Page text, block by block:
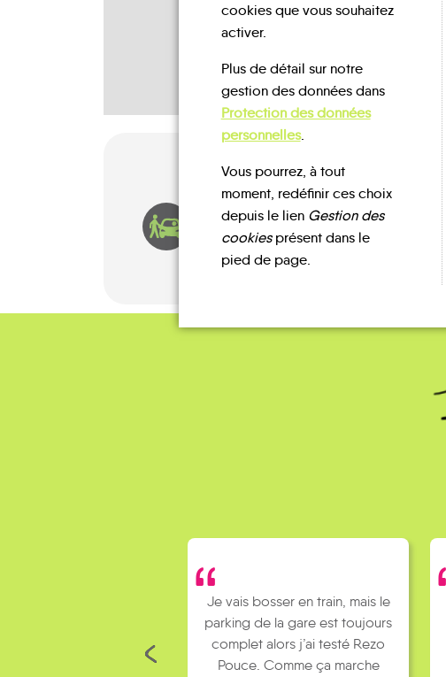
AUTOPARTAGE
Je vais bosser en train, mais le
parking de la gare est toujours
complet alors j’ai testé Rezo
Pouce. Comme ça marche
cookies que vous souhaitez
activer.
Plus de détail sur notre
gestion des données dans
Protection des données
personnelles.
Vous pourrez, à tout
moment, redéfinir ces choix
depuis le lien Gestion des
cookiesprésent dans le
pied de page.